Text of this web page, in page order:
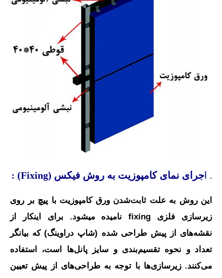
. ا جرای نمای کامپوزیت به روش فیکس (Fixing) :
این روش به علت ثابت‌شدن ورق کامپوزیت با پیچ بر روی
زیرسازی فلزی fixing نامیده میشود. برای اینکار از
نقشه‌های از پیش طراحی شده (شاپ دراوینگ) که بیانگر
تعداد و نحوه تقسیم‌بندی و سایز پانل‌ها است، استفاده
می‌کنند. زیرسازی‌ها با توجه به طراحی‌های از پیش تعیین